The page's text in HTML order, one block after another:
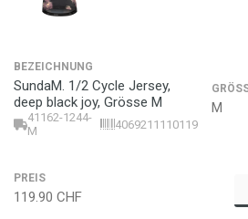
BEZEICHNUNG
SundaM. 1/2 Cycle Jersey,
deep black joy, Grösse M
41162-1244-
M
4069211110119
M
PREIS
119.90 CHF